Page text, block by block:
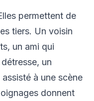
permettent de
tiers. Un voisin
un ami qui
un
à une scène
donnent